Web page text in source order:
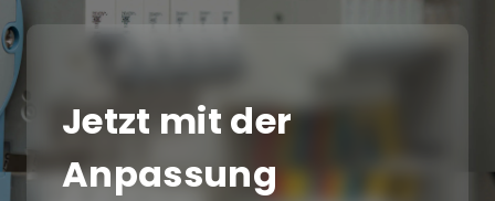
Jetzt mit der
Anpassung